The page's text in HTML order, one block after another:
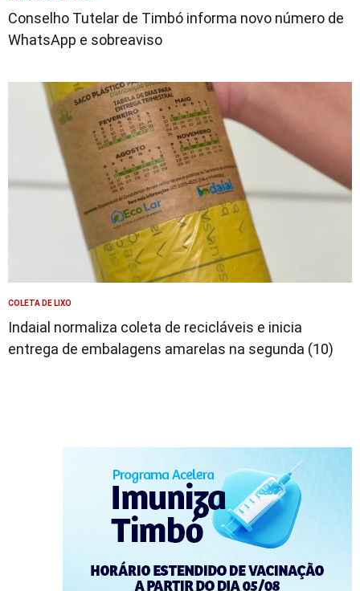
Conselho Tutelar de Timbó informa novo número de
WhatsApp e sobreaviso
COLETA DE LIXO
Indaial normaliza coleta de recicláveis e inicia
entrega de embalagens amarelas na segunda (10)